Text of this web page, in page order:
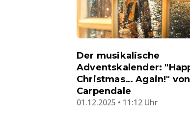
Der musikalische
Adventskalender:
Christmas… Again!"
Carpendale
01.12.2025 • 11:12 Uhr